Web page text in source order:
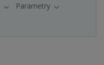
Parametry